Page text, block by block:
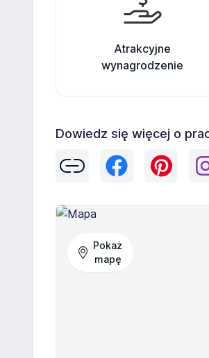
Atrakcyjne
wynagrodzenie
Dowiedz się więcej o
Pokaż
mapę